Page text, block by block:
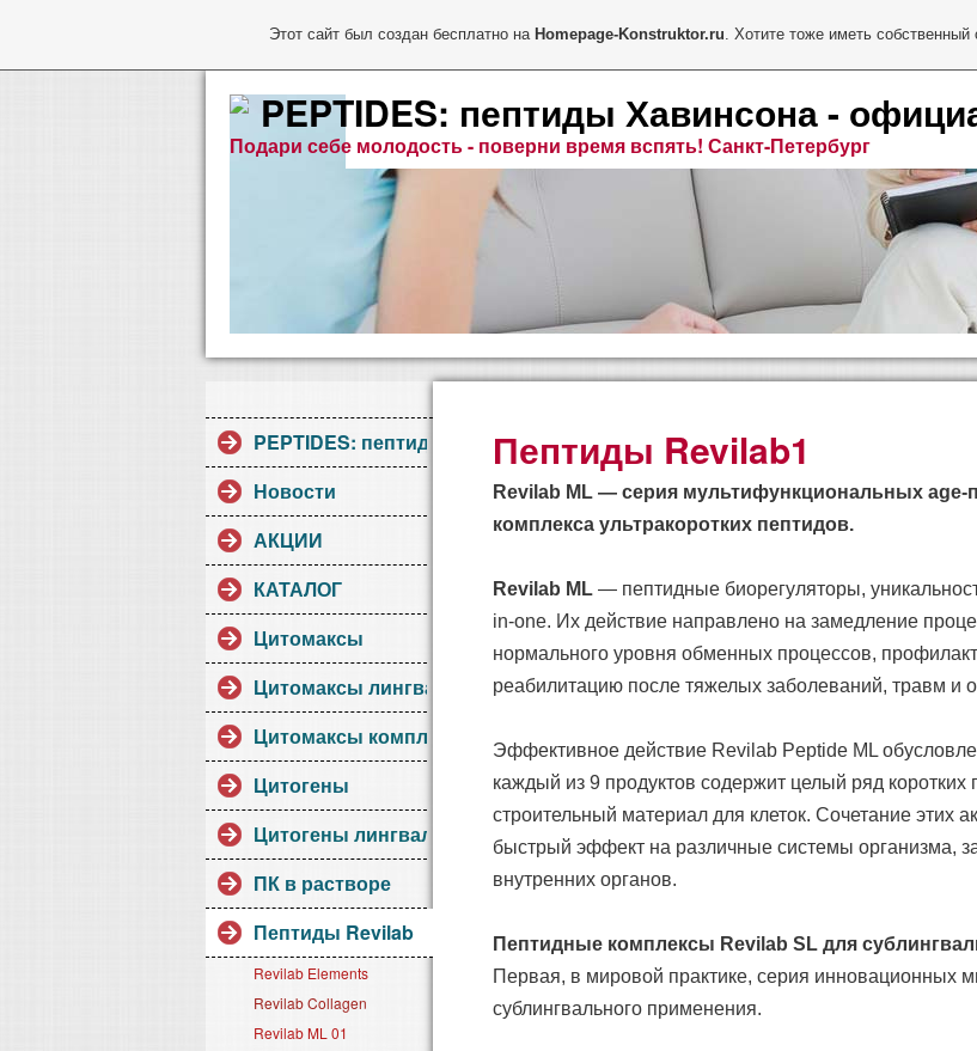
PEPTIDES: пептиды Хавинсона -
Подари себе молодость - поверни время вспять! Санкт-Петербург
PEPTIDES: пептиды Хавинсона
Новости
АКЦИИ
КАТАЛОГ
Цитомаксы
Цитомаксы лингвалы
Цитомаксы комплексы
Цитогены
Цитогены лингвалы
ПК в растворе
Пептиды Revilab
Revilab Elements
Revilab Collagen
Revilab ML 01
Пептиды Revilab1
Revilab МL — серия мультифункциональных age-
комплекса ультракоротких пептидов.
Revilab МL — пептидные биорегуляторы,
in-one. Их действие направлено на замедление
нормального уровня обменных процессов,
реабилитацию после тяжелых заболеваний, травм и
Эффективное действие Revilab Peptide МL
каждый из 9 продуктов содержит целый ряд коротких
строительный материал для клеток. Сочетание этих
быстрый эффект на различные системы организма,
внутренних органов.
Пептидные комплексы Revilab SL для
Первая, в мировой практике, серия инновационных
сублингвального применения.
Этот сайт был создан бесплатно на Homepage-Konstruktor.ru. Хотите тоже иметь собственный